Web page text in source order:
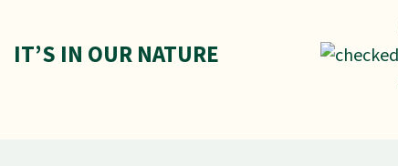
IT’S IN OUR NATURE